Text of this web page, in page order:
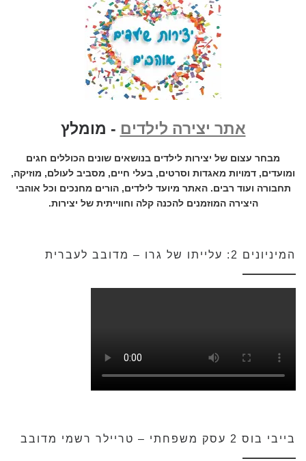
אתר יצירה לילדים - מומלץ
מבחר עצום של יצירות לילדים בנושאים שונים הכוללים חגים
ומועדים, דמויות מאגדות וסרטים, בעלי חיים, מסביב לעולם, מוזיקה,
תחבורה ועוד רבים. האתר מיועד לילדים, הורים מחנכים וכל אוהבי
היצירה המוזמנים להכנה קלה וחווייתית של יצירות.
המיניונים 2: עלייתו של גרו – מדובב לעברית
בייבי בוס 2 עסק משפחתי – טריילר רשמי מדובב